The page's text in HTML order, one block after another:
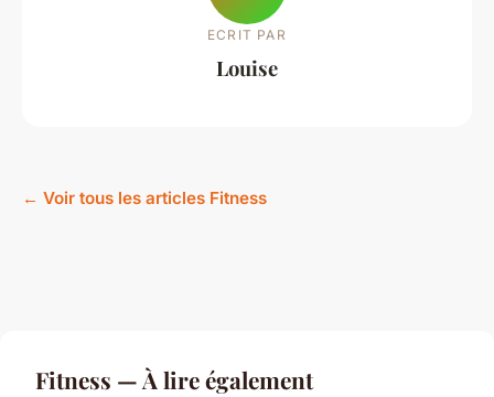
ECRIT PAR
Louise
← Voir tous les articles Fitness
Fitness — À lire également